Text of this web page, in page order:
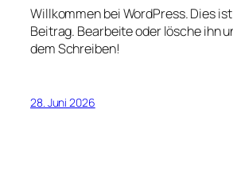
Willkommen bei WordPress. Dies
Beitrag. Bearbeite oder lösche ihn
dem Schreiben!
28. Juni 2026